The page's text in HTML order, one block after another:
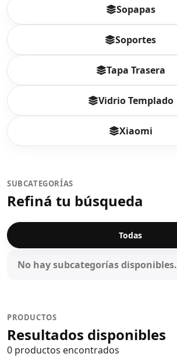
Sopapas
Soportes
Tapa Trasera
Vidrio Templado
Xiaomi
SUBCATEGORÍAS
Refiná tu búsqueda
Todas
No hay subcategorías disponibles.
PRODUCTOS
Resultados disponibles
0 productos encontrados